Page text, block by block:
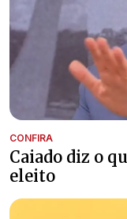
CONFIRA
Caiado diz o
eleito